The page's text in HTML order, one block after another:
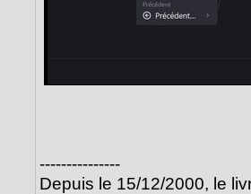
---------------
Depuis le 15/12/2000, le